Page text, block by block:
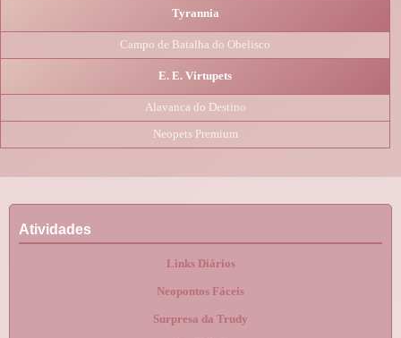
Tyrannia
Campo de Batalha do Obelisco
E. E. Virtupets
Alavanca do Destino
Neopets Premium
Atividades
Links Diários
Neopontos Fáceis
Surpresa da Trudy